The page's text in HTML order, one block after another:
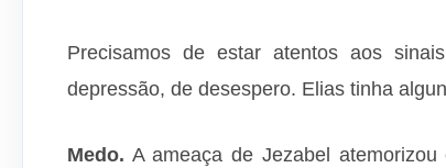
Precisamos de estar atentos aos
depressão, de desespero. Elias tinha
Medo. A ameaça de Jezabel